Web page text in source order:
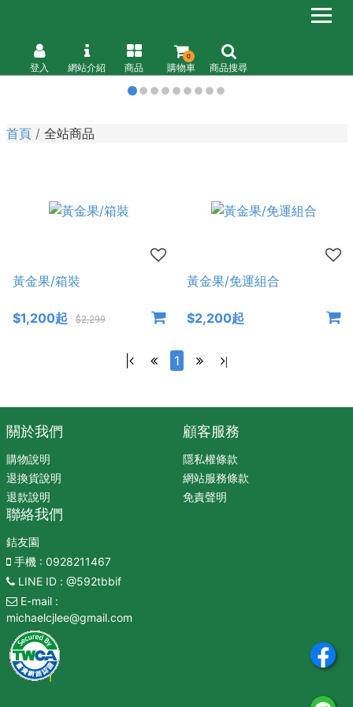
登入 網站介紹 商品 購物車
0
商品搜尋
首頁 全站商品
黃金果/箱裝
$1,200起 $2,299
黃金果/免運組合
$2,200起
1 |
關於我們
購物說明
退換貨說明
退款說明
顧客服務
隱私權條款
網站服務條款
免責聲明
聯絡我們
銡友園
手機: 0928211467
LINE ID: @592tbbif
E-mail:
michaelcjlee@gmail.com